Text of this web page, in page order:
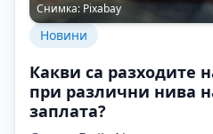
Снимка: Pixabay
Новини
Какви са разходите
при различни нива
заплата?